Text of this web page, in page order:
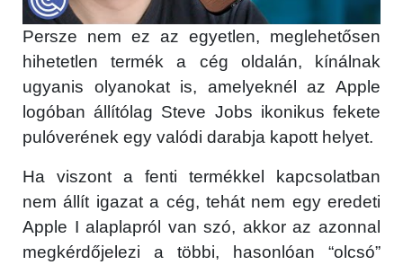
Persze nem ez az egyetlen, meglehetősen
hihetetlen termék a cég oldalán, kínálnak
ugyanis olyanokat is, amelyeknél az Apple
logóban állítólag Steve Jobs ikonikus fekete
pulóverének egy valódi darabja kapott helyet.
Ha viszont a fenti termékkel kapcsolatban
nem állít igazat a cég, tehát nem egy eredeti
Apple I alaplapról van szó, akkor az azonnal
megkérdőjelezi a többi, hasonlóan “olcsó”